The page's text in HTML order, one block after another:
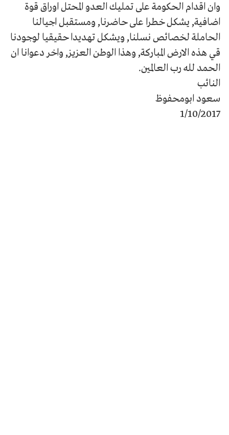
وان اقدام الحكومة على تمليك العدو المحتل اوراق قوة
اضافية, يشكل خطرا على حاضرنا, ومستقبل اجيالنا
الحاملة لخصائص نسلنا, ويشكل تهديدا حقيقيا لوجودنا
قي هذه الارض المباركة, وهذا الوطن العزيز, واخر دعوانا ان
الحمد لله رب العالمين.
النائب
سعود ابومحفوظ
1/10/2017